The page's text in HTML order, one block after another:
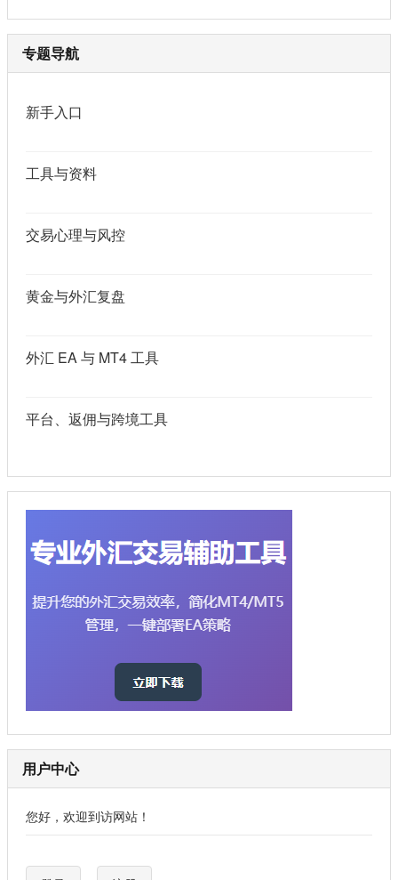
专题导航
新手入口
工具与资料
交易心理与风控
黄金与外汇复盘
外汇 EA 与 MT4 工具
平台、返佣与跨境工具
用户中心
您好，欢迎到访网站！